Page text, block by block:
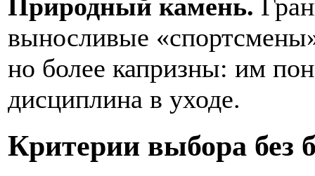
Природный камень.
выносливые
но более капризны: им
дисциплина в уходе.
Критерии выбора без